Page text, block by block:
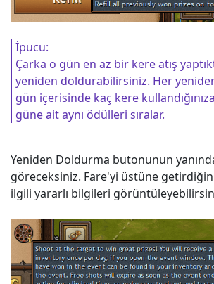
İpucu:
Çarka o gün en az bir kere atış
yeniden doldurabilirsiniz. Her
gün içerisinde kaç kere
güne ait aynı ödülleri sıralar.
Yeniden Doldurma butonunun
göreceksiniz. Fare'yi üstüne
ilgili yararlı bilgileri